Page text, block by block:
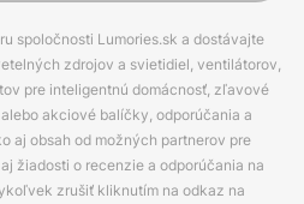
spoločnosti Lumories.sk a dostávajte
zdrojov a svietidiel, ventilátorov,
pre inteligentnú domácnosť, zľavové
akciové balíčky, odporúčania a
aj obsah od možných partnerov pre
žiadosti o recenzie a odporúčania na
zrušiť kliknutím na odkaz na